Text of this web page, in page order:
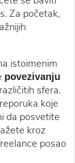
Za početak,
istoimenim
povezivanju
sfera.
koje
da posvetite
kroz
posao